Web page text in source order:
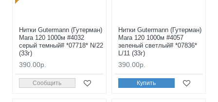
Нитки Gutermann (Гутерман)
Mara 120 1000м #4032
серый темный# *07718* N/22
(33г)
390.00р.
Сообщить
Нитки Gutermann (Гутерман)
Mara 120 1000м #4057
зеленый светлый# *07836*
L/11 (33г)
390.00р.
Купить